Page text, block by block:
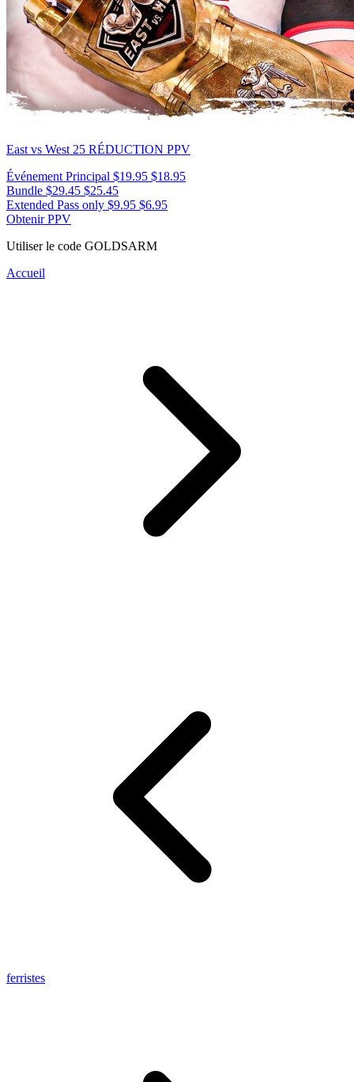
East vs West 25 RÉDUCTION PPV
Événement Principal $19.95 $18.95
Bundle $29.45 $25.45
Extended Pass only $9.95 $6.95
Obtenir PPV
Utiliser le code GOLDSARM
Accueil
ferristes